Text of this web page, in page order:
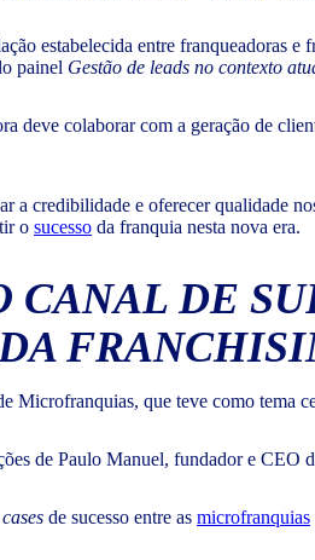
estabelecida entre franqueadoras
painel Gestão de leads no contexto
deve colaborar com a geração de
a credibilidade e oferecer qualidade
o sucesso da franquia nesta nova era.
CANAL DE
que teve como tema
de Paulo Manuel, fundador e
cases de sucesso entre as microfranquias